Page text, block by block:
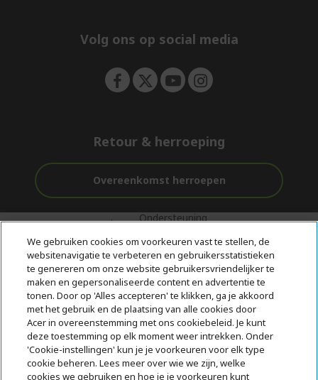
e
Volg ons op social media
Retour & herroeping
Overeenkomst herroepen
Gratis
bezorging
Ondersteuning
aankoop
Veilig
Betalen
© 2026 Acer Inc.
CPYou BV is de erkende reseller van de producten en diensten die
in deze winkel worden aangeboden.
We gebruiken cookies om voorkeuren vast te stellen, de
websitenavigatie te verbeteren en gebruikersstatistieken
te genereren om onze website gebruikersvriendelijker te
maken en gepersonaliseerde content en advertentie te
tonen. Door op 'Alles accepteren' te klikken, ga je akkoord
met het gebruik en de plaatsing van alle cookies door
Acer in overeenstemming met ons cookiebeleid. Je kunt
deze toestemming op elk moment weer intrekken. Onder
'Cookie-instellingen' kun je je voorkeuren voor elk type
cookie beheren. Lees meer over wie we zijn, welke
cookies we gebruiken en hoe je je voorkeuren kunt